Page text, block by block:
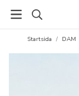
Startsida / DAM